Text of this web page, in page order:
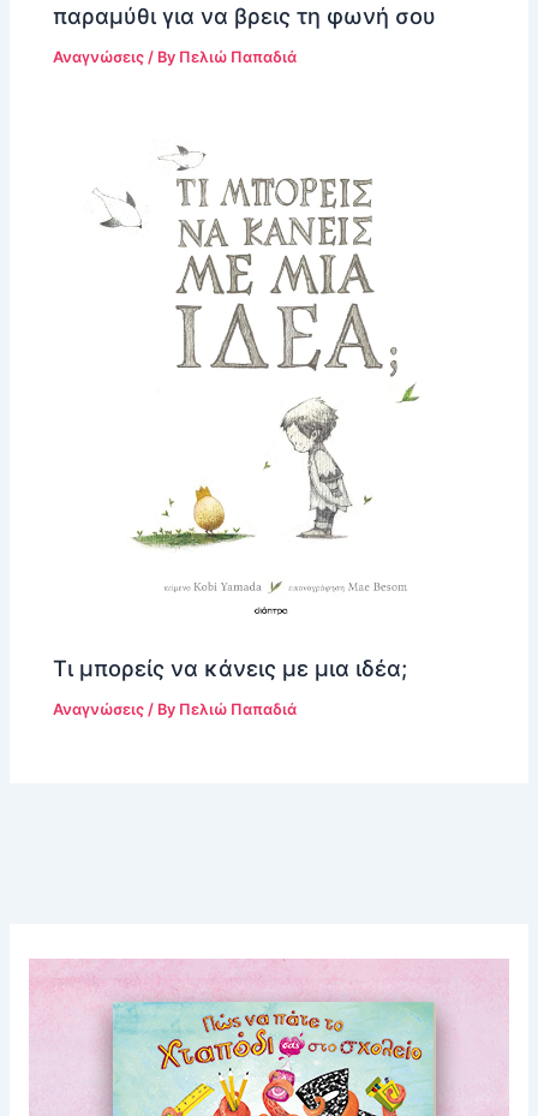
παραμύθι για να βρεις τη φωνή σου
Αναγνώσεις / By Πελιώ Παπαδιά
Τι μπορείς να κάνεις με μια ιδέα;
Αναγνώσεις / By Πελιώ Παπαδιά